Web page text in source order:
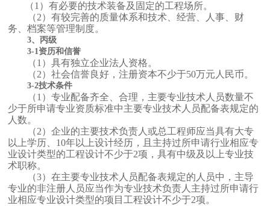
（1）有必要的技术装备及固定的工程场所。
（2）有较完善的质量体系和技术、经营、人事、财
务、档案等管理制度。
3、丙级
3-1资历和信誉
（1）具有独立企业法人资格。
（2）社会信誉良好，注册资本不少于50万元人民币。
3-2技术条件
（1）专业配备齐全、合理，主要专业技术人员数量不
少于所申请专业资质标准中主要专业技术人员配备表规定的
人数。
（2）企业的主要技术负责人或总工程师应当具有大专
以上学历、10年以上设计经历，且主持过所申请行业相应专
业设计类型的工程设计不少于2项，具有中级及以上专业技
术职称。
（3）在主要专业技术人员配备表规定的人员中，主导
专业的非注册人员应当作为专业技术负责人主持过所申请行
业相应专业设计类型的项目工程设计不少于2项。